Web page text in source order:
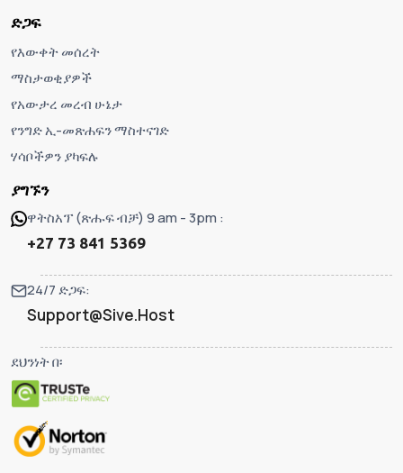
ድጋፍ
የእውቀት መሰረት
ማስታወቂያዎች
የአውታረ መረብ ሁኔታ
የንግድ ኢ-መጽሐፍን ማስተናገድ
ሃሳቦችዎን ያካፍሉ
ያግኙን
ዋትስአፕ (ጽሑፍ ብቻ) 9 am - 3pm :
+27 73 841 5369
24/7 ድጋፍ:
Support@Sive.Host
ደህንነት በ፡